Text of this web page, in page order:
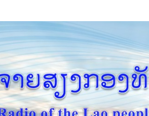
ບໍລິ